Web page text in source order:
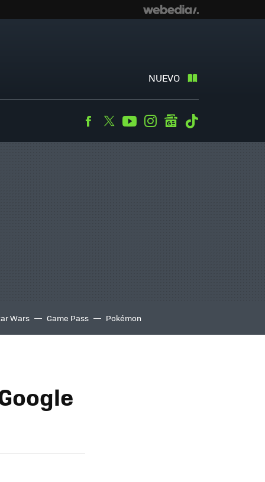
NUEVO
Facebook
TwitterYoutubeInstagramgooglenews
Wars Game Pass Pokémon